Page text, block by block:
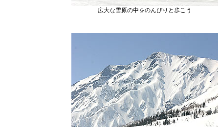
広大な雪原の中をのんびりと歩こう